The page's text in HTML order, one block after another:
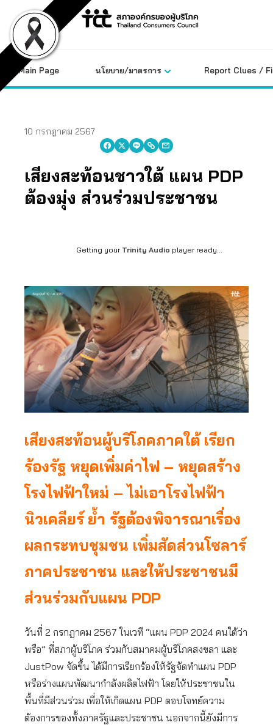
content
Main Page นโยบาย/มาตรการ Report Clues /
10 กรกฎาคม 2567
เสียงสะท้อนชาวใต้ แผน PDP
ต้องมุ่ง ส่วนร่วมประชาชน
Getting your Trinity Audio player ready...
เสียงสะท้อนผู้บริโภคภาคใต้ เรียก
ร้องรัฐ หยุดเพิ่มค่าไฟ – หยุดสร้าง
โรงไฟฟ้าใหม่ – ไม่เอาโรงไฟฟ้า
นิวเคลียร์ ย้ำ รัฐต้องพิจารณาเรื่อง
ผลกระทบชุมชน เพิ่มสัดส่วนโซลาร์
ภาคประชาชน และให้ประชาชนมี
ส่วนร่วมกับแผน PDP
วันที่ 2 กรกฎาคม 2567 ในเวที “แผน PDP 2024 คนใต้ว่า
พรือ” ที่สภาผู้บริโภค ร่วมกับสมาคมผู้บริโภคสงขลา และ
JustPow จัดขึ้น ได้มีการเรียกร้องให้รัฐจัดทำแผน PDP
หรือร่างแผนพัฒนากำลังผลิตไฟฟ้า โดยให้ประชาชนใน
พื้นที่มีส่วนร่วม เพื่อให้เกิดแผน PDP ตอบโจทย์ความ
ต้องการของทั้งภาครัฐและประชาชน นอกจากนี้ยังมีการ